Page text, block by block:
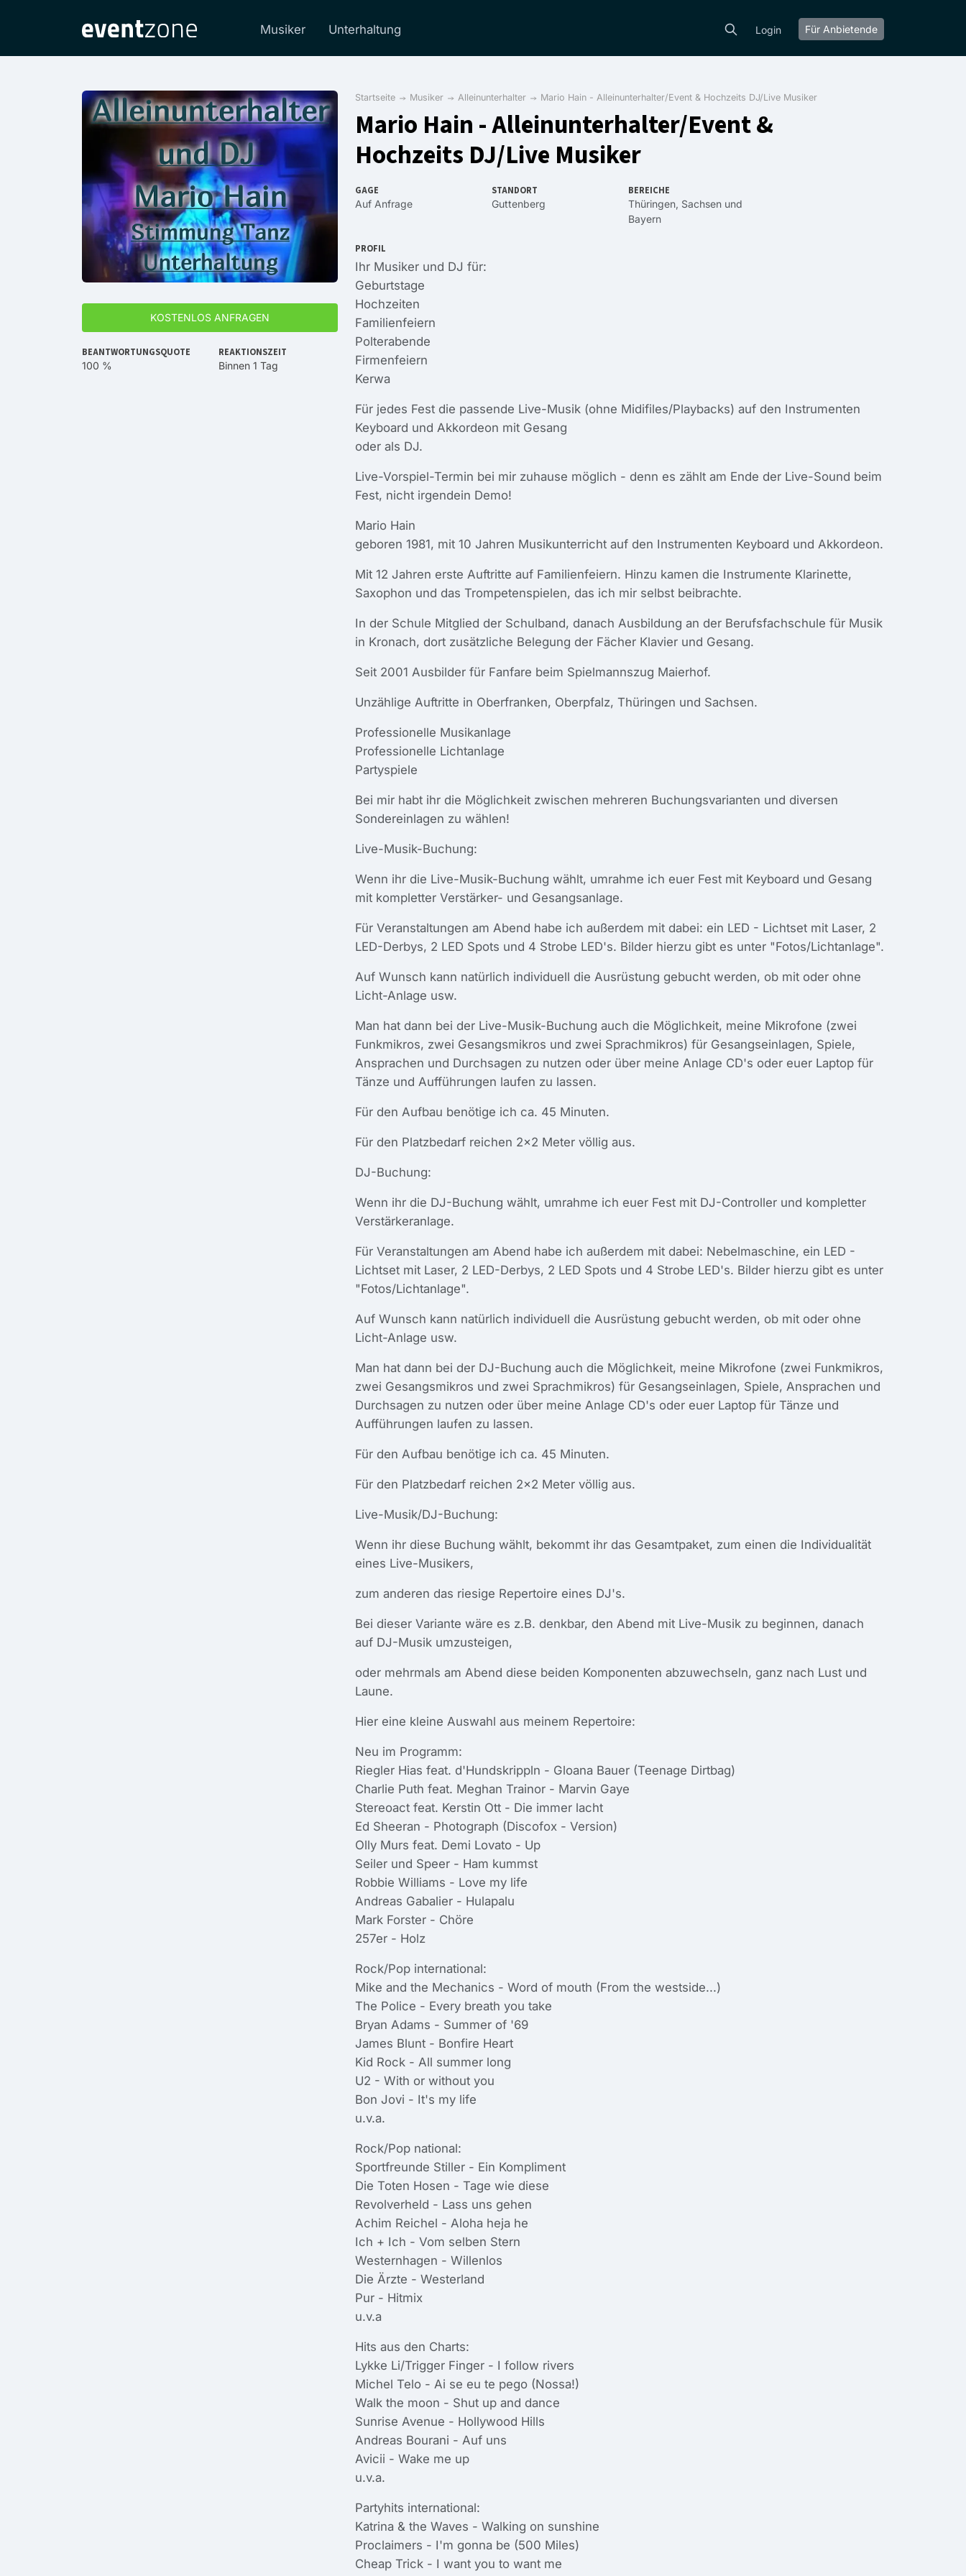
Musiker Unterhaltung Login Für Anbietende
KOSTENLOS ANFRAGEN
BEANTWORTUNGSQUOTE
100 %
REAKTIONSZEIT
Binnen 1 Tag
Startseite Musiker Alleinunterhalter Mario Hain - Alleinunterhalter/Event & Hochzeits DJ/Live Musiker
Mario Hain - Alleinunterhalter/Event &
Hochzeits DJ/Live Musiker
GAGE
Auf Anfrage
STANDORT
Guttenberg
BEREICHE
Thüringen, Sachsen und
Bayern
PROFIL
Ihr Musiker und DJ für:
Geburtstage
Hochzeiten
Familienfeiern
Polterabende
Firmenfeiern
Kerwa
Für jedes Fest die passende Live-Musik (ohne Midifiles/Playbacks) auf den Instrumenten
Keyboard und Akkordeon mit Gesang
oder als DJ.
Live-Vorspiel-Termin bei mir zuhause möglich - denn es zählt am Ende der Live-Sound beim
Fest, nicht irgendein Demo!
Mario Hain
geboren 1981, mit 10 Jahren Musikunterricht auf den Instrumenten Keyboard und Akkordeon.
Mit 12 Jahren erste Auftritte auf Familienfeiern. Hinzu kamen die Instrumente Klarinette,
Saxophon und das Trompetenspielen, das ich mir selbst beibrachte.
In der Schule Mitglied der Schulband, danach Ausbildung an der Berufsfachschule für Musik
in Kronach, dort zusätzliche Belegung der Fächer Klavier und Gesang.
Seit 2001 Ausbilder für Fanfare beim Spielmannszug Maierhof.
Unzählige Auftritte in Oberfranken, Oberpfalz, Thüringen und Sachsen.
Professionelle Musikanlage
Professionelle Lichtanlage
Partyspiele
Bei mir habt ihr die Möglichkeit zwischen mehreren Buchungsvarianten und diversen
Sondereinlagen zu wählen!
Live-Musik-Buchung:
Wenn ihr die Live-Musik-Buchung wählt, umrahme ich euer Fest mit Keyboard und Gesang
mit kompletter Verstärker- und Gesangsanlage.
Für Veranstaltungen am Abend habe ich außerdem mit dabei: ein LED - Lichtset mit Laser, 2
LED-Derbys, 2 LED Spots und 4 Strobe LED's. Bilder hierzu gibt es unter "Fotos/Lichtanlage".
Auf Wunsch kann natürlich individuell die Ausrüstung gebucht werden, ob mit oder ohne
Licht-Anlage usw.
Man hat dann bei der Live-Musik-Buchung auch die Möglichkeit, meine Mikrofone (zwei
Funkmikros, zwei Gesangsmikros und zwei Sprachmikros) für Gesangseinlagen, Spiele,
Ansprachen und Durchsagen zu nutzen oder über meine Anlage CD's oder euer Laptop für
Tänze und Aufführungen laufen zu lassen.
Für den Aufbau benötige ich ca. 45 Minuten.
Für den Platzbedarf reichen 2x2 Meter völlig aus.
DJ-Buchung:
Wenn ihr die DJ-Buchung wählt, umrahme ich euer Fest mit DJ-Controller und kompletter
Verstärkeranlage.
Für Veranstaltungen am Abend habe ich außerdem mit dabei: Nebelmaschine, ein LED -
Lichtset mit Laser, 2 LED-Derbys, 2 LED Spots und 4 Strobe LED's. Bilder hierzu gibt es unter
"Fotos/Lichtanlage".
Auf Wunsch kann natürlich individuell die Ausrüstung gebucht werden, ob mit oder ohne
Licht-Anlage usw.
Man hat dann bei der DJ-Buchung auch die Möglichkeit, meine Mikrofone (zwei Funkmikros,
zwei Gesangsmikros und zwei Sprachmikros) für Gesangseinlagen, Spiele, Ansprachen und
Durchsagen zu nutzen oder über meine Anlage CD's oder euer Laptop für Tänze und
Aufführungen laufen zu lassen.
Für den Aufbau benötige ich ca. 45 Minuten.
Für den Platzbedarf reichen 2x2 Meter völlig aus.
Live-Musik/DJ-Buchung:
Wenn ihr diese Buchung wählt, bekommt ihr das Gesamtpaket, zum einen die Individualität
eines Live-Musikers,
zum anderen das riesige Repertoire eines DJ's.
Bei dieser Variante wäre es z.B. denkbar, den Abend mit Live-Musik zu beginnen, danach
auf DJ-Musik umzusteigen,
oder mehrmals am Abend diese beiden Komponenten abzuwechseln, ganz nach Lust und
Laune.
Hier eine kleine Auswahl aus meinem Repertoire:
Neu im Programm:
Riegler Hias feat. d'Hundskrippln - Gloana Bauer (Teenage Dirtbag)
Charlie Puth feat. Meghan Trainor - Marvin Gaye
Stereoact feat. Kerstin Ott - Die immer lacht
Ed Sheeran - Photograph (Discofox - Version)
Olly Murs feat. Demi Lovato - Up
Seiler und Speer - Ham kummst
Robbie Williams - Love my life
Andreas Gabalier - Hulapalu
Mark Forster - Chöre
257er - Holz
Rock/Pop international:
Mike and the Mechanics - Word of mouth (From the westside...)
The Police - Every breath you take
Bryan Adams - Summer of '69
James Blunt - Bonfire Heart
Kid Rock - All summer long
U2 - With or without you
Bon Jovi - It's my life
u.v.a.
Rock/Pop national:
Sportfreunde Stiller - Ein Kompliment
Die Toten Hosen - Tage wie diese
Revolverheld - Lass uns gehen
Achim Reichel - Aloha heja he
Ich + Ich - Vom selben Stern
Westernhagen - Willenlos
Die Ärzte - Westerland
Pur - Hitmix
u.v.a
Hits aus den Charts:
Lykke Li/Trigger Finger - I follow rivers
Michel Telo - Ai se eu te pego (Nossa!)
Walk the moon - Shut up and dance
Sunrise Avenue - Hollywood Hills
Andreas Bourani - Auf uns
Avicii - Wake me up
u.v.a.
Partyhits international:
Katrina & the Waves - Walking on sunshine
Proclaimers - I'm gonna be (500 Miles)
Cheap Trick - I want you to want me